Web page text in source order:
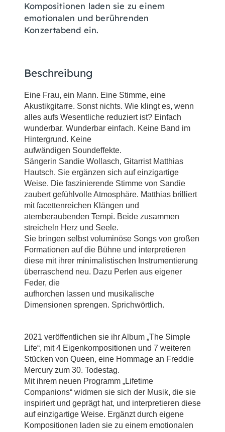
Kompositionen laden sie zu einem
emotionalen und berührenden
Konzertabend ein.
Beschreibung
Eine Frau, ein Mann. Eine Stimme, eine
Akustikgitarre. Sonst nichts. Wie klingt es, wenn
alles aufs Wesentliche reduziert ist? Einfach
wunderbar. Wunderbar einfach. Keine Band im
Hintergrund. Keine
aufwändigen Soundeffekte.
Sängerin Sandie Wollasch, Gitarrist Matthias
Hautsch. Sie ergänzen sich auf einzigartige
Weise. Die faszinierende Stimme von Sandie
zaubert gefühlvolle Atmosphäre. Matthias brilliert
mit facettenreichen Klängen und
atemberaubenden Tempi. Beide zusammen
streicheln Herz und Seele.
Sie bringen selbst voluminöse Songs von großen
Formationen auf die Bühne und interpretieren
diese mit ihrer minimalistischen Instrumentierung
überraschend neu. Dazu Perlen aus eigener
Feder, die
aufhorchen lassen und musikalische
Dimensionen sprengen. Sprichwörtlich.
2021 veröffentlichen sie ihr Album „The Simple
Life“, mit 4 Eigenkompositionen und 7 weiteren
Stücken von Queen, eine Hommage an Freddie
Mercury zum 30. Todestag.
Mit ihrem neuen Programm „Lifetime
Companions“ widmen sie sich der Musik, die sie
inspiriert und geprägt hat, und interpretieren diese
auf einzigartige Weise. Ergänzt durch eigene
Kompositionen laden sie zu einem emotionalen